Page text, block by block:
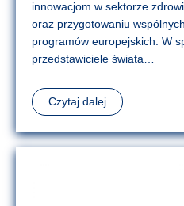
innowacjom w sektorze
oraz przygotowaniu
programów europejskich. W
przedstawiciele świata…
Czytaj dalej